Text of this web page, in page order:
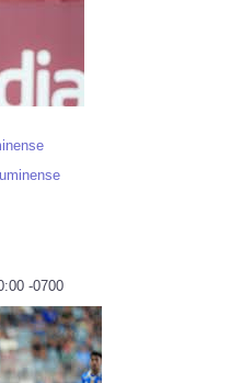
-0700